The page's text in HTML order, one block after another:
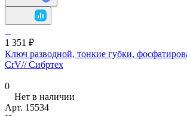
1 351 ₽
Ключ разводной, тонкие губки,
CrV// Сибртех
0
Нет в наличии
Арт. 15534